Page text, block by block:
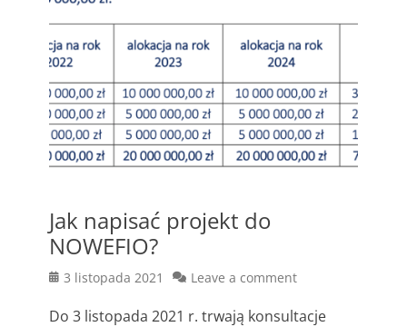
Jak napisać projekt do
NOWEFIO?
Posted
3 listopada 2021 Leave a comment
Do 3 listopada 2021 r. trwają konsultacje